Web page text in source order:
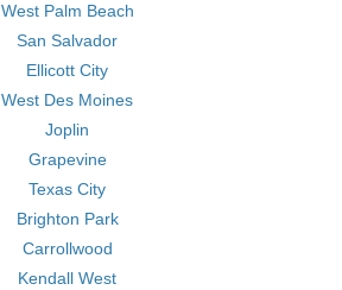
West Palm Beach
San Salvador
Ellicott City
West Des Moines
Joplin
Grapevine
Texas City
Brighton Park
Carrollwood
Kendall West